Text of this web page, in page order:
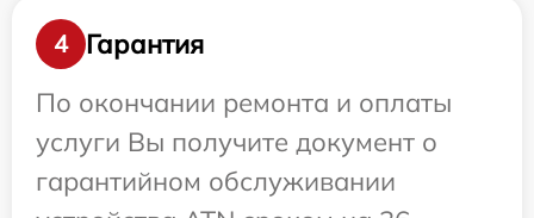
4
Гарантия
По окончании ремонта и оплаты
услуги Вы получите документ о
гарантийном обслуживании